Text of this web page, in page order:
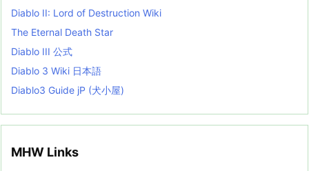
Diablo II: Lord of Destruction Wiki
The Eternal Death Star
Diablo III 公式
Diablo 3 Wiki 日本語
Diablo3 Guide jP (犬小屋)
MHW Links